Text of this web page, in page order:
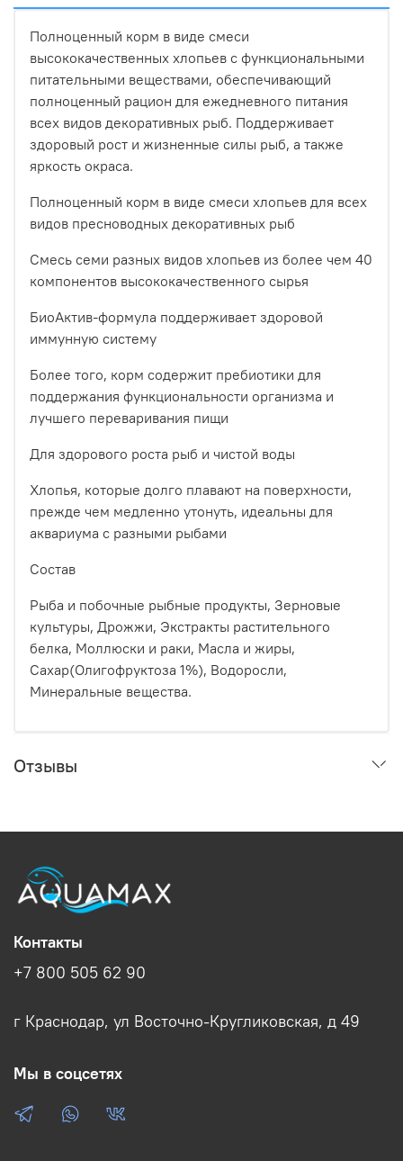
Полноценный корм в виде смеси
высококачественных хлопьев с функциональными
питательными веществами, обеспечивающий
полноценный рацион для ежедневного питания
всех видов декоративных рыб. Поддерживает
здоровый рост и жизненные силы рыб, а также
яркость окраса.
Полноценный корм в виде смеси хлопьев для всех
видов пресноводных декоративных рыб
Смесь семи разных видов хлопьев из более чем 40
компонентов высококачественного сырья
БиоАктив-формула поддерживает здоровой
иммунную систему
Более того, корм содержит пребиотики для
поддержания функциональности организма и
лучшего переваривания пищи
Для здорового роста рыб и чистой воды
Хлопья, которые долго плавают на поверхности,
прежде чем медленно утонуть, идеальны для
аквариума с разными рыбами
Состав
Рыба и побочные рыбные продукты, Зерновые
культуры, Дрожжи, Экстракты растительного
белка, Моллюски и раки, Масла и жиры,
Сахар(Олигофруктоза 1%), Водоросли,
Минеральные вещества.
Отзывы
Контакты
+7 800 505 62 90
г Краснодар, ул Восточно-Кругликовская, д 49
Мы в соцсетях